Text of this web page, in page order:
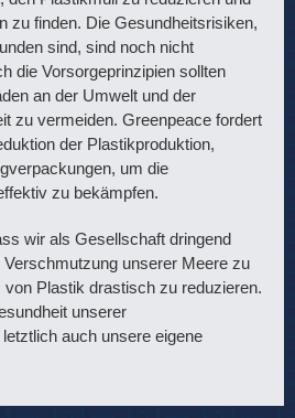
zu finden. Die Gesundheitsrisiken,
sind, sind noch nicht
die Vorsorgeprinzipien sollten
an der Umwelt und der
zu vermeiden. Greenpeace fordert
der Plastikproduktion,
um die
zu bekämpfen​.
wir als Gesellschaft dringend
unserer Meere zu
Plastik drastisch zu reduzieren.
unserer
auch unsere eigene